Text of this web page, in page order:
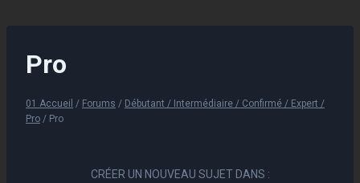
Pro
01 Accueil / Forums / Débutant / Intermédiaire / Confirmé / Expert /
Pro / Pro
CRÉER UN NOUVEAU SUJET DANS :